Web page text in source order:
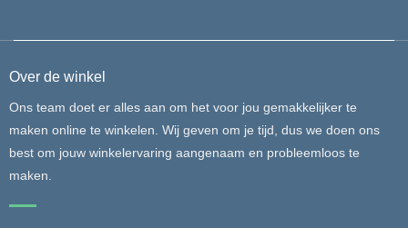
Over de winkel
Ons team doet er alles aan om het voor jou gemakkelijker te
maken online te winkelen. Wij geven om je tijd, dus we doen ons
best om jouw winkelervaring aangenaam en probleemloos te
maken.